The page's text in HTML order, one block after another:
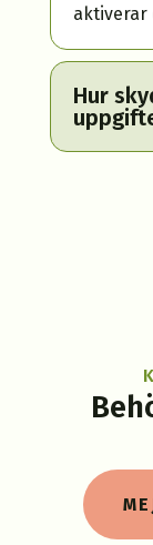
aktiverar
Hur